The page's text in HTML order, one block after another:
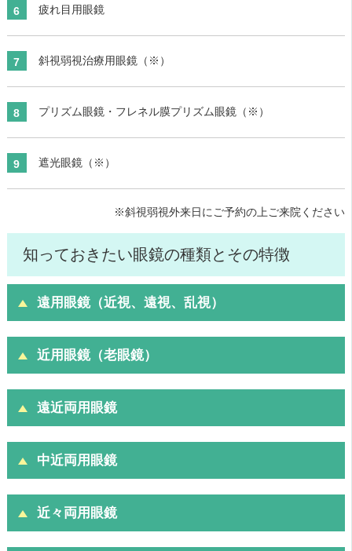
疲れ目用眼鏡
斜視弱視治療用眼鏡（※）
プリズム眼鏡・フレネル膜プリズム眼鏡（※）
遮光眼鏡（※）
※斜視弱視外来日にご予約の上ご来院ください
知っておきたい眼鏡の種類とその特徴
遠用眼鏡（近視、遠視、乱視）
近用眼鏡（老眼鏡）
遠近両用眼鏡
中近両用眼鏡
近々両用眼鏡